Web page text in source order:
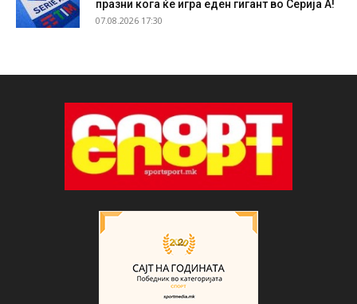
празни кога ќе игра еден гигант во Серија А!
07.08.2026 17:30